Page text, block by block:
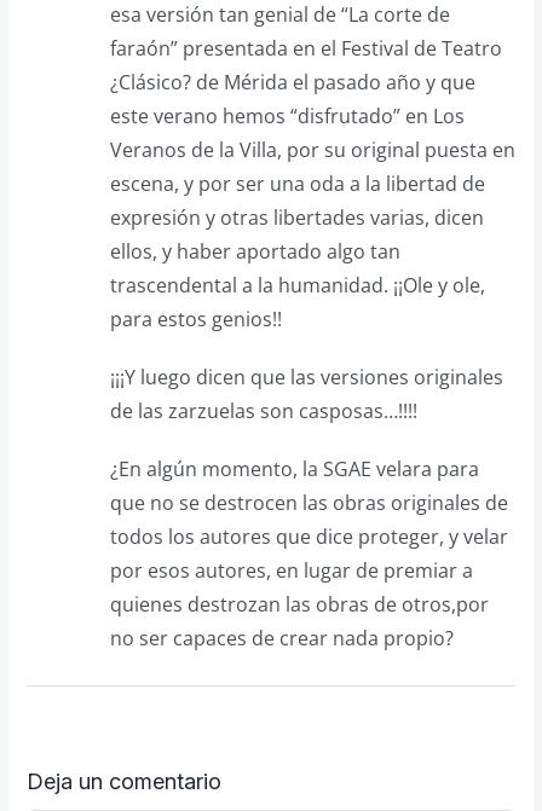
esa versión tan genial de “La corte de
faraón” presentada en el Festival de Teatro
¿Clásico? de Mérida el pasado año y que
este verano hemos “disfrutado” en Los
Veranos de la Villa, por su original puesta en
escena, y por ser una oda a la libertad de
expresión y otras libertades varias, dicen
ellos, y haber aportado algo tan
trascendental a la humanidad. ¡¡Ole y ole,
para estos genios!!
¡¡¡Y luego dicen que las versiones originales
de las zarzuelas son casposas…!!!!
¿En algún momento, la SGAE velara para
que no se destrocen las obras originales de
todos los autores que dice proteger, y velar
por esos autores, en lugar de premiar a
quienes destrozan las obras de otros,por
no ser capaces de crear nada propio?
Deja un comentario